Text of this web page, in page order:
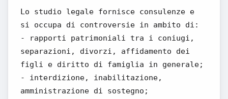
Lo studio legale fornisce consulenze e
si occupa di controversie in ambito di:
- rapporti patrimoniali tra i coniugi,
separazioni, divorzi, affidamento dei
figli e diritto di famiglia in generale;
- interdizione, inabilitazione,
amministrazione di sostegno;